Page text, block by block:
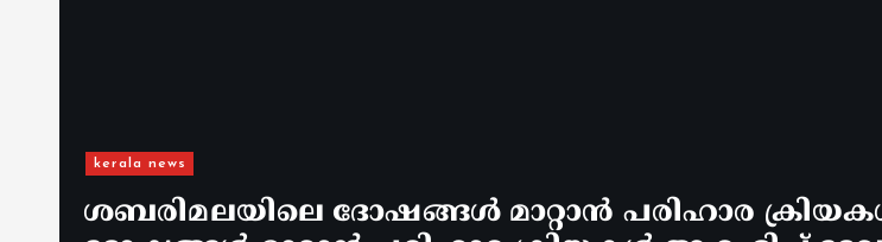
kerala news
ശബരിമലയിലെ ദോഷങ്ങൾ മാറ്റാൻ പരിഹാര